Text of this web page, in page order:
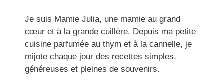
Je suis Mamie Julia, une mamie au grand
cœur et à la grande cuillère. Depuis ma petite
cuisine parfumée au thym et à la cannelle, je
mijote chaque jour des recettes simples,
généreuses et pleines de souvenirs.